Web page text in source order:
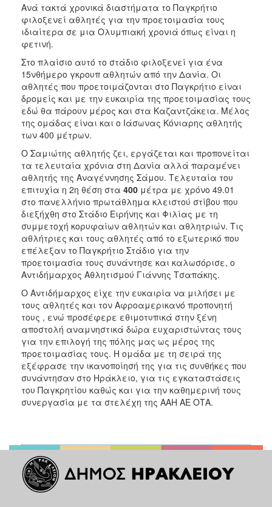
ΔΗΜΟΤΗΣ
ΕΠΙΣΚΕΠΤΗΣ
ΗΡΑΚΛΕΙΟ
Ανά τακτά χρονικά διαστήματα το Παγκρήτιο
φιλοξενεί αθλητές για την προετοιμασία τους
ιδιαίτερα σε μια Ολυμπιακή χρονιά όπως είναι η
φετινή.
Στο πλαίσιο αυτό το στάδιο φιλοξενεί για ένα
15νθήμερο γκρουπ αθλητών από την Δανία. Οι
αθλητές που προετοιμάζονται στο Παγκρήτιο είναι
δρομείς και με την ευκαιρία της προετοιμασίας τους
εδώ θα πάρουν μέρος και στα Καζαντζάκεια. Μέλος
της ομάδας είναι και ο Ιάσωνας Κόνιαρης αθλητής
των 400 μέτρων.
Ο Σαμιώτης αθλητής ζει, εργάζεται και προπονείται
τα τελευταία χρόνια στη Δανία αλλά παραμένει
αθλητής της Αναγέννησης Σάμου. Τελευταία του
επιτυχία η 2η θέση στα 400 μέτρα με χρόνο 49.01
στο πανελλήνιο πρωτάθλημα κλειστού στίβου που
διεξήχθη στο Στάδιο Ειρήνης και Φιλίας με τη
συμμετοχή κορυφαίων αθλητών και αθλητριών. Τις
αθλήτριες και τους αθλητές από το εξωτερικό που
επέλεξαν το Παγκρήτιο Στάδιο για την
προετοιμασία τους συνάντησε και καλωσόρισε, ο
Αντιδήμαρχος Αθλητισμού Γιάννης Τσαπάκης.
Ο Αντιδήμαρχος είχε την ευκαιρία να μιλήσει με
τους αθλητές και τον Αφροαμερικανό προπονητή
τους , ενώ προσέφερε εθιμοτυπικά στην ξένη
αποστολή αναμνηστικά δώρα ευχαριστώντας τους
για την επιλογή της πόλης μας ως μέρος της
προετοιμασίας τους. Η ομάδα με τη σειρά της
εξέφρασε την ικανοποίησή της για τις συνθήκες που
συνάντησαν στο Ηράκλειο, για τις εγκαταστάσεις
του Παγκρητίου καθώς και για την καθημερινή τους
συνεργασία με τα στελέχη της ΑΑΗ ΑΕ ΟΤΑ.